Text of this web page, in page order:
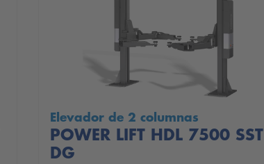
Elevador de 2 columnas
POWER LIFT HDL 7500 SST
DG